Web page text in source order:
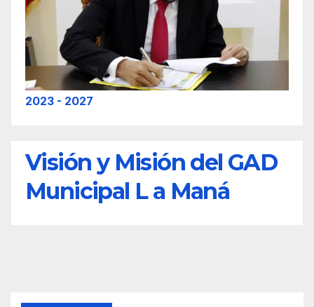
2023 - 2027
Visión y Misión del GAD
Municipal L a Maná